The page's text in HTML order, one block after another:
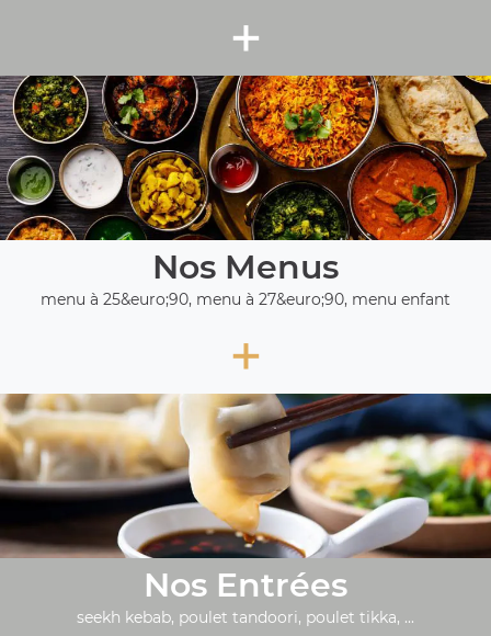
+
Nos Menus
menu à 25&euro;90, menu à 27&euro;90, menu enfant
+
Nos Entrées
seekh kebab, poulet tandoori, poulet tikka, ...